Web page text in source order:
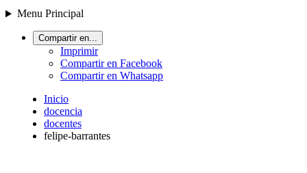
Menu Principal
Compartir en...
Imprimir
Compartir en Facebook
Compartir en Whatsapp
Inicio
docencia
docentes
felipe-barrantes